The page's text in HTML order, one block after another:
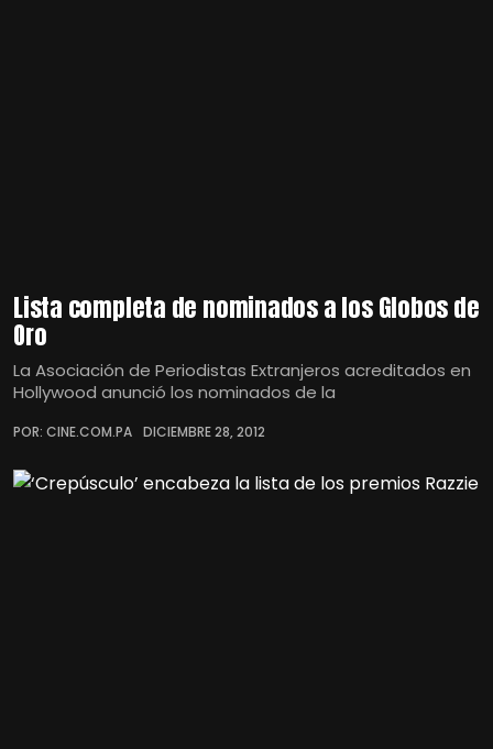
Lista completa de nominados a los Globos de
Oro
La Asociación de Periodistas Extranjeros acreditados en
Hollywood anunció los nominados de la
POR: CINE.COM.PA DICIEMBRE 28, 2012